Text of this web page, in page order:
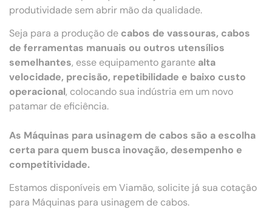
produtividade sem abrir mão da qualidade.
Seja para a produção de cabos de vassouras, cabos
de ferramentas manuais ou outros utensílios
semelhantes, esse equipamento garante alta
velocidade, precisão, repetibilidade e baixo custo
operacional, colocando sua indústria em um novo
patamar de eficiência.
As Máquinas para usinagem de cabos são a escolha
certa para quem busca inovação, desempenho e
competitividade.
Estamos disponíveis em Viamão, solicite já sua cotação
para Máquinas para usinagem de cabos.